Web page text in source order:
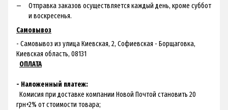
Отправка заказов осуществляется каждый день, кроме суббот
и воскресенья.
Самовывоз
- Самовывоз из улица Киевская, 2, Софиевская - Борщаговка,
Киевская область, 08131
ОПЛАТА
- Наложенный платеж:
Комисия при доставке компании Новой Почтой становить 20
грн+2% от стоимости товара;